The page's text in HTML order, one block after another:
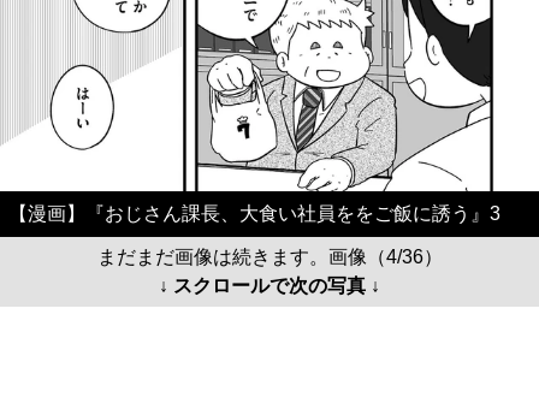
【漫画】『おじさん課長、大食い社員ををご飯に誘う』3
まだまだ画像は続きます。画像（4/36）
↓ スクロールで次の写真 ↓